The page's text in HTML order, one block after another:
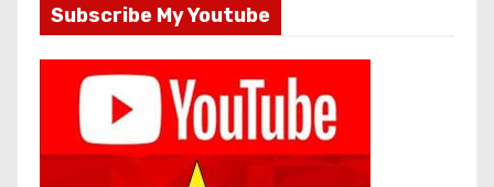
Subscribe My Youtube